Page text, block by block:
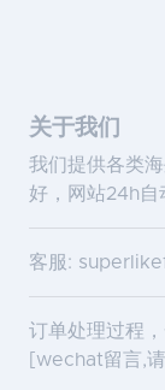
关于我们
我们提供各类
好，网站24h自
客服:
订单处理过程
[wechat留言,